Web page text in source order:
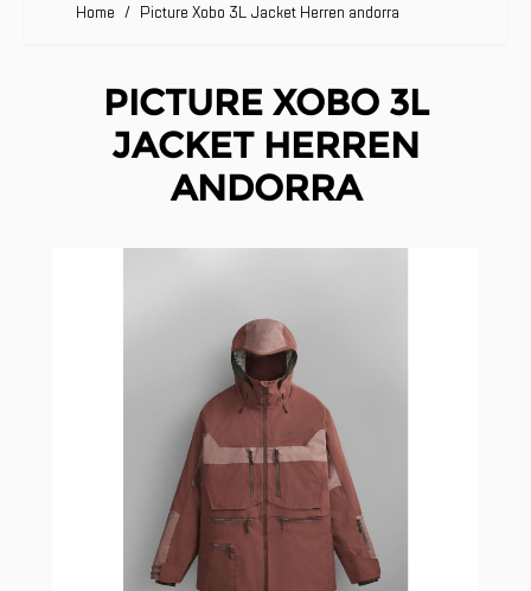
Home / Picture Xobo 3L Jacket Herren andorra
PICTURE XOBO 3L
JACKET HERREN
ANDORRA